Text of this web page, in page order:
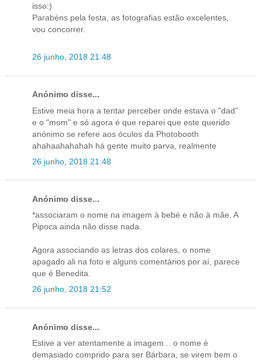
isso:)
Parabéns pela festa, as fotografias estão excelentes,
vou concorrer.
26 junho, 2018 21:48
Anónimo disse...
Estive meia hora a tentar perceber onde estava o "dad"
e o "mom" e só agora é que reparei que este querido
anónimo se refere aos óculos da Photobooth
ahahaahahahah há gente muito parva, realmente
26 junho, 2018 21:48
Anónimo disse...
*associaram o nome na imagem à bebé e não à mãe. A
Pipoca ainda não disse nada.
Agora associando as letras dos colares, o nome
apagado ali na foto e alguns comentários por aí, parece
que é Benedita.
26 junho, 2018 21:52
Anónimo disse...
Estive a ver atentamente a imagem... o nome é
demasiado comprido para ser Bárbara, se virem bem o